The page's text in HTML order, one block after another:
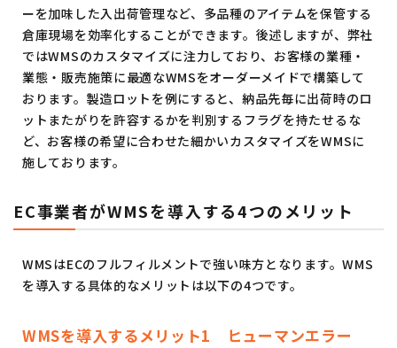
ーを加味した入出荷管理など、多品種のアイテムを保管する
倉庫現場を効率化することができます。後述しますが、弊社
ではWMSのカスタマイズに注力しており、お客様の業種・
業態・販売施策に最適なWMSをオーダーメイドで構築して
おります。製造ロットを例にすると、納品先毎に出荷時のロ
ットまたがりを許容するかを判別するフラグを持たせるな
ど、お客様の希望に合わせた細かいカスタマイズをWMSに
施しております。
EC事業者がWMSを導入する4つのメリット
WMSはECのフルフィルメントで強い味方となります。WMS
を導入する具体的なメリットは以下の4つです。
WMSを導入するメリット1 ヒューマンエラー